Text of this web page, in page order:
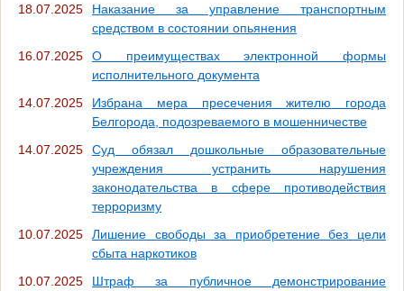
18.07.2025
Наказание за управление транспортным
средством в состоянии опьянения
16.07.2025
О преимуществах электронной формы
исполнительного документа
14.07.2025
Избрана мера пресечения жителю города
Белгорода, подозреваемого в мошенничестве
14.07.2025
Суд обязал дошкольные образовательные
учреждения устранить нарушения
законодательства в сфере противодействия
терроризму
10.07.2025
Лишение свободы за приобретение без цели
сбыта наркотиков
10.07.2025
Штраф за публичное демонстрирование